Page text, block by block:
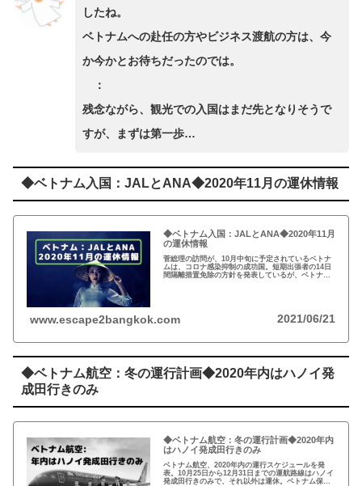
したね。
ベトナムへの赴任の方やビジネス渡航の方は、今
か今かとお待ちだったのでは。
：
残念ながら、観光での入国はまだ先となりそうで
すが、まずは第一歩…
◆ベトナム入国：JALとANA◆2020年11月の運休情報
◆ベトナム入国：JALとANA◆2020年11月
の運休情報
菅総理の訪問が、10月中旬に予定されているベトナ
ムは、コロナ感染抑制の成功国。短期出張者の14日
間隔離措置免除の方針を発表しているが、ベトナム
www.escape2bangkok.com 2021/06/21
◆ベトナム航空：冬の運行計画◆2020年内はハノイ発
成田行きのみ
◆ベトナム航空：冬の運行計画◆2020年内
はハノイ発成田行きのみ
ベトナム航空、2020年内の運行スケジュールを発
表。10月25日から12月31日までの運航路線はハノイ
発成田行きのみで、それ以外は運休。ベトナム保健